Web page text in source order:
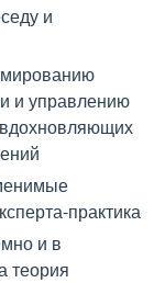
и
и управлению
практика
и в
теория